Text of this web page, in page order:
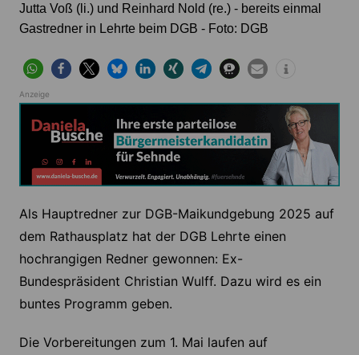
Jutta Voß (li.) und Reinhard Nold (re.) - bereits einmal
Gastredner in Lehrte beim DGB - Foto: DGB
Anzeige
Als Hauptredner zur DGB-Maikundgebung 2025 auf
dem Rathausplatz hat der DGB Lehrte einen
hochrangigen Redner gewonnen: Ex-
Bundespräsident Christian Wulff. Dazu wird es ein
buntes Programm geben.
Die Vorbereitungen zum 1. Mai laufen auf